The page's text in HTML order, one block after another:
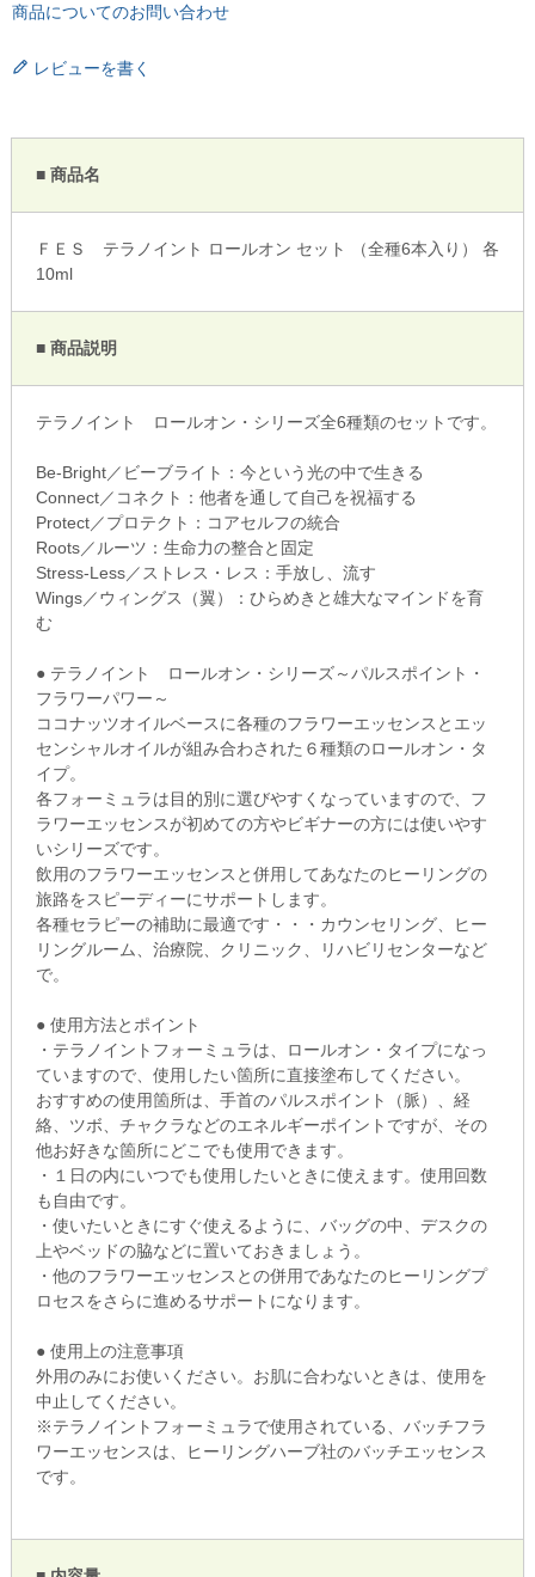
商品についてのお問い合わせ
レビューを書く
■ 商品名
ＦＥＳ テラノイント ロールオン セット （全種6本入り） 各
10ml
■ 商品説明
テラノイント ロールオン・シリーズ全6種類のセットです。
Be-Bright／ビーブライト：今という光の中で生きる
Connect／コネクト：他者を通して自己を祝福する
Protect／プロテクト：コアセルフの統合
Roots／ルーツ：生命力の整合と固定
Stress-Less／ストレス・レス：手放し、流す
Wings／ウィングス（翼）：ひらめきと雄大なマインドを育
む
● テラノイント ロールオン・シリーズ～パルスポイント・
フラワーパワー～
ココナッツオイルベースに各種のフラワーエッセンスとエッ
センシャルオイルが組み合わされた６種類のロールオン・タ
イプ。
各フォーミュラは目的別に選びやすくなっていますので、フ
ラワーエッセンスが初めての方やビギナーの方には使いやす
いシリーズです。
飲用のフラワーエッセンスと併用してあなたのヒーリングの
旅路をスピーディーにサポートします。
各種セラピーの補助に最適です・・・カウンセリング、ヒー
リングルーム、治療院、クリニック、リハビリセンターなど
で。
● 使用方法とポイント
・テラノイントフォーミュラは、ロールオン・タイプになっ
ていますので、使用したい箇所に直接塗布してください。
おすすめの使用箇所は、手首のパルスポイント（脈）、経
絡、ツボ、チャクラなどのエネルギーポイントですが、その
他お好きな箇所にどこでも使用できます。
・１日の内にいつでも使用したいときに使えます。使用回数
も自由です。
・使いたいときにすぐ使えるように、バッグの中、デスクの
上やベッドの脇などに置いておきましょう。
・他のフラワーエッセンスとの併用であなたのヒーリングプ
ロセスをさらに進めるサポートになります。
● 使用上の注意事項
外用のみにお使いください。お肌に合わないときは、使用を
中止してください。
※テラノイントフォーミュラで使用されている、バッチフラ
ワーエッセンスは、ヒーリングハーブ社のバッチエッセンス
です。